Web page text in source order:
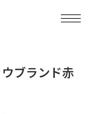
ブランド赤